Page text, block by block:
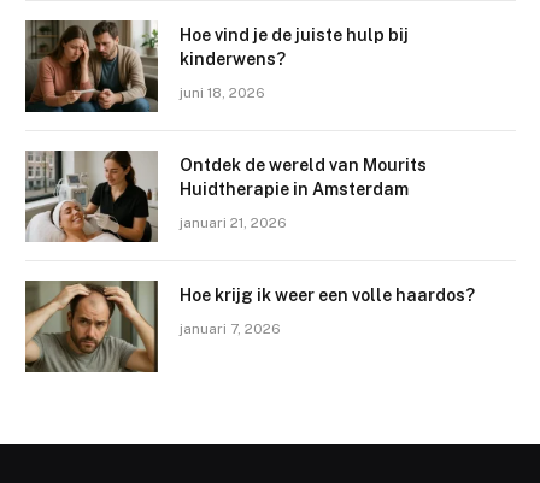
Hoe vind je de juiste hulp bij
kinderwens?
juni 18, 2026
Ontdek de wereld van Mourits
Huidtherapie in Amsterdam
januari 21, 2026
Hoe krijg ik weer een volle haardos?
januari 7, 2026